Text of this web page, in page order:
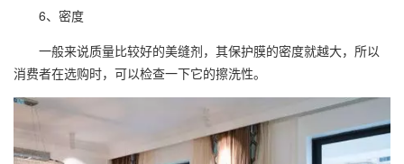
6、密度
一般来说质量比较好的美缝剂，其保护膜的密度就越大，所以
消费者在选购时，可以检查一下它的擦洗性。